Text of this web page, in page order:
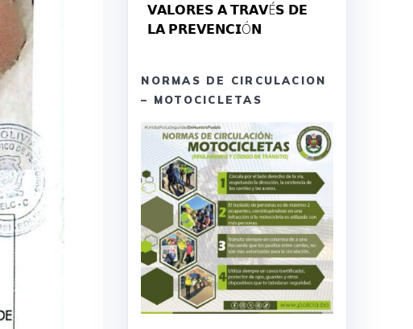
𝗩𝗔𝗟𝗢𝗥𝗘𝗦 𝗔 𝗧𝗥𝗔𝗩É𝗦 𝗗𝗘
𝗟𝗔 𝗣𝗥𝗘𝗩𝗘𝗡𝗖𝗜Ó𝗡
NORMAS DE CIRCULACION
– MOTOCICLETAS